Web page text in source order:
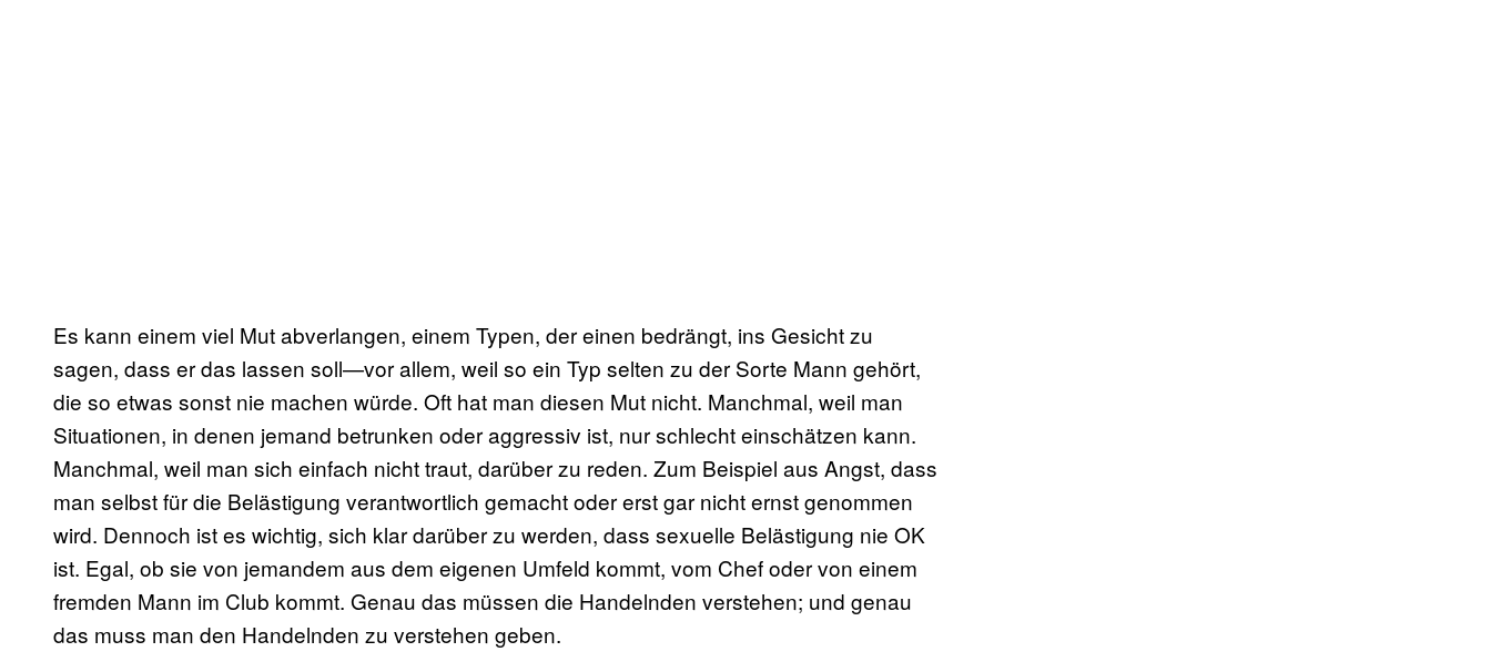
Es kann einem viel Mut abverlangen, einem Typen, der einen bedrängt, ins Gesicht zu
sagen, dass er das lassen soll—vor allem, weil so ein Typ selten zu der Sorte Mann gehört,
die so etwas sonst nie machen würde. Oft hat man diesen Mut nicht. Manchmal, weil man
Situationen, in denen jemand betrunken oder aggressiv ist, nur schlecht einschätzen kann.
Manchmal, weil man sich einfach nicht traut, darüber zu reden. Zum Beispiel aus Angst, dass
man selbst für die Belästigung verantwortlich gemacht oder erst gar nicht ernst genommen
wird. Dennoch ist es wichtig, sich klar darüber zu werden, dass sexuelle Belästigung nie OK
ist. Egal, ob sie von jemandem aus dem eigenen Umfeld kommt, vom Chef oder von einem
fremden Mann im Club kommt. Genau das müssen die Handelnden verstehen; und genau
das muss man den Handelnden zu verstehen geben.